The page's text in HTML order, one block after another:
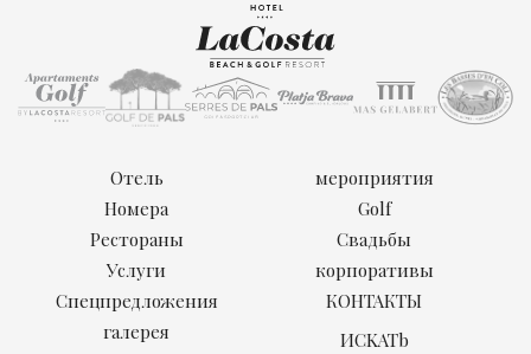
Отель
Номера
Рестораны
Услуги
мероприятия
Golf
Свадьбы
корпоративы
Спецпредложения
галерея
КОНТАКТЫ
ИCKATb